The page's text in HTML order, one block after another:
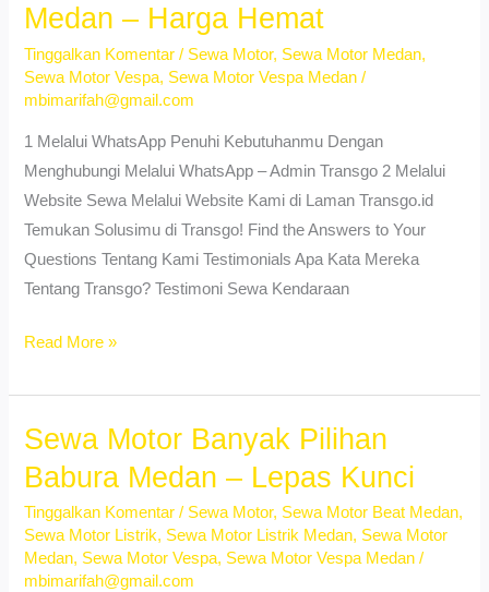
Medan
–
Lepas
Kunci
Medan – Harga Hemat
Tinggalkan Komentar / Sewa Motor, Sewa Motor Medan,
Sewa Motor Vespa, Sewa Motor Vespa Medan /
mbimarifah@gmail.com
1 Melalui WhatsApp Penuhi Kebutuhanmu Dengan
Menghubungi Melalui WhatsApp – Admin Transgo 2 Melalui
Website Sewa Melalui Website Kami di Laman Transgo.id
Temukan Solusimu di Transgo! Find the Answers to Your
Questions Tentang Kami Testimonials Apa Kata Mereka
Tentang Transgo? Testimoni Sewa Kendaraan
Sewa
Matic
Kotamatsum
Medan
–
Harga
Hemat
Read More »
Sewa Motor Banyak Pilihan
Babura Medan – Lepas Kunci
Tinggalkan Komentar / Sewa Motor, Sewa Motor Beat Medan,
Sewa Motor Listrik, Sewa Motor Listrik Medan, Sewa Motor
Medan, Sewa Motor Vespa, Sewa Motor Vespa Medan /
mbimarifah@gmail.com